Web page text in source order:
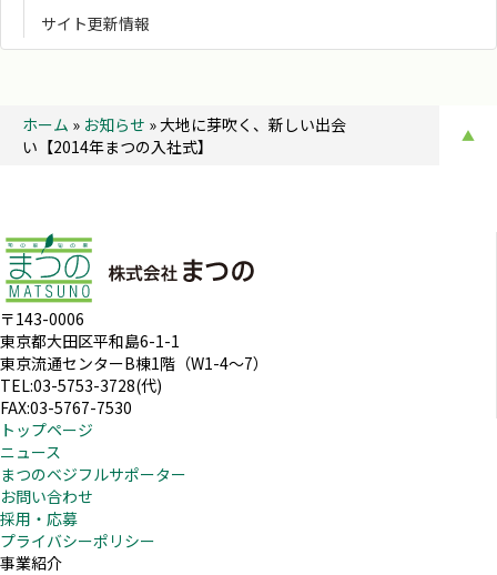
サイト更新情報
ホーム » お知らせ »大地に芽吹く、新しい出会
い【2014年まつの入社式】
▲
〒143-0006
東京都大田区平和島6-1-1
東京流通センターB棟1階（W1-4～7）
TEL:03-5753-3728(代)
FAX:03-5767-7530
トップページ
ニュース
まつのベジフルサポーター
お問い合わせ
採用・応募
プライバシーポリシー
事業紹介